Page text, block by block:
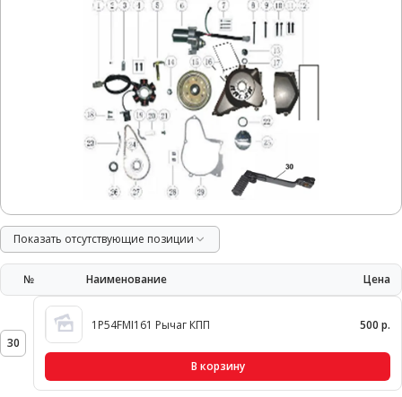
Показать отсутствующие позиции
№ Наименование Цена
30
1P54FMI161 Рычаг КПП 500 р.
В корзину